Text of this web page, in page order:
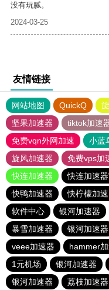
没有玩腻。
2024-03-25
友情链接
网站地图 QuickQ
坚果加速器
tiktok加速
免费vqn外网加速
小蓝
旋风加速器
免费vps加
快连加速器
快连加速
快鸭加速器
快柠檬加
软件中心
银河加速器
暴雪加速器
银河加速器
veee加速器
hammer
1元机场
银河加速器
银河加速器
荔枝加速器